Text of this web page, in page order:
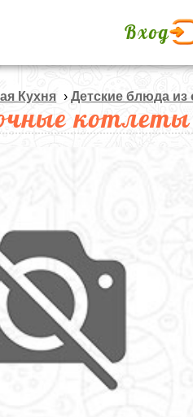
Вход
Кухня ›Детские блюда из
котлеты